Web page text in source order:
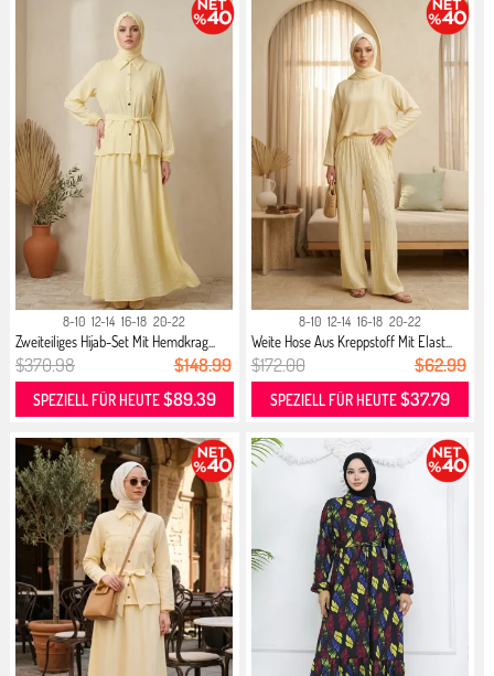
8-10 12-14 16-18 20-22
Zweiteiliges Hijab-Set Mit Hemdkrag...
$370.98 $148.99
SPEZIELL FÜR HEUTE$89.39
8-10 12-14 16-18 20-22
Weite Hose Aus Kreppstoff Mit Elast...
$172.00 $62.99
SPEZIELL FÜR HEUTE$37.79